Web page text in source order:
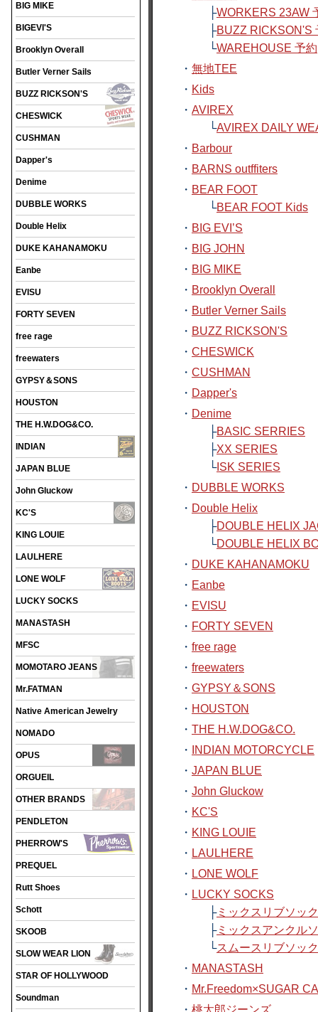
BIG MIKE
BIGEVI'S
Brooklyn Overall
Butler Verner Sails
BUZZ RICKSON'S
CHESWICK
CUSHMAN
Dapper's
Denime
DUBBLE WORKS
Double Helix
DUKE KAHANAMOKU
Eanbe
EVISU
FORTY SEVEN
free rage
freewaters
GYPSY＆SONS
HOUSTON
THE H.W.DOG&CO.
INDIAN
JAPAN BLUE
John Gluckow
KC'S
KING LOUIE
LAULHERE
LONE WOLF
LUCKY SOCKS
MANASTASH
MFSC
MOMOTARO JEANS
Mr.FATMAN
Native American Jewelry
NOMADO
OPUS
ORGUEIL
OTHER BRANDS
PENDLETON
PHERROW'S
PREQUEL
Rutt Shoes
Schott
SKOOB
SLOW WEAR LION
STAR OF HOLLYWOOD
Soundman
├WORKERS 23AW
├BUZZ RICKSON'S
└WAREHOUSE 予約
・ 無地TEE
・ Kids
・ AVIREX
└AVIREX DAILY
・ Barbour
・ BARNS outffiters
・ BEAR FOOT
└BEAR FOOT Kids
・ BIG EVI’S
・ BIG JOHN
・ BIG MIKE
・ Brooklyn Overall
・ Butler Verner Sails
・ BUZZ RICKSON'S
・ CHESWICK
・ CUSHMAN
・ Dapper's
・ Denime
├BASIC SERRIES
├XX SERIES
└ISK SERIES
・ DUBBLE WORKS
・ Double Helix
├DOUBLE HELIX
└DOUBLE HELIX
・ DUKE KAHANAMOKU
・ Eanbe
・ EVISU
・ FORTY SEVEN
・ free rage
・ freewaters
・ GYPSY＆SONS
・ HOUSTON
・ THE H.W.DOG&CO.
・
INDIAN MOTORCYCLE
・ JAPAN BLUE
・ John Gluckow
・ KC'S
・ KING LOUIE
・ LAULHERE
・ LONE WOLF
・ LUCKY SOCKS
├ミックスリブソッ
├ミックスアンクル
└スムースリブソッ
・ MANASTASH
・ Mr.Freedom×SUGAR
・ 桃太郎ジーンズ